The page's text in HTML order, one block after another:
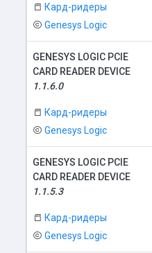
Кард-ридеры
Genesys Logic
GENESYS LOGIC PCIE
CARD READER DEVICE
1.1.6.0
Кард-ридеры
Genesys Logic
GENESYS LOGIC PCIE
CARD READER DEVICE
1.1.5.3
Кард-ридеры
Genesys Logic